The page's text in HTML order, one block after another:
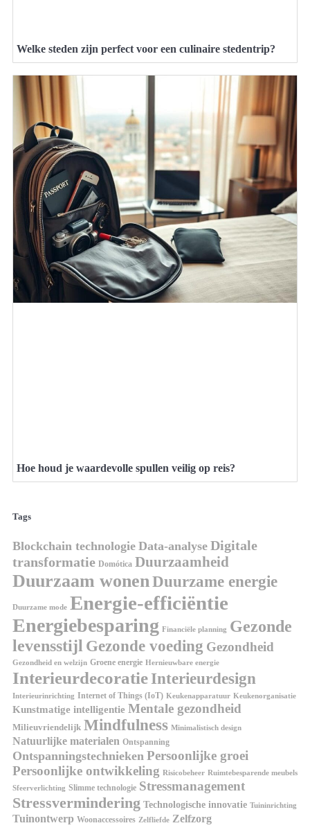
Welke steden zijn perfect voor een culinaire stedentrip?
Hoe houd je waardevolle spullen veilig op reis?
Tags
Blockchain technologie Data-analyse Digitale
transformatie Domótica Duurzaamheid
Duurzaam wonenDuurzame energie
Duurzame mode Energie-efficiëntie
Energiebesparing Financiële planning Gezonde
levensstijl Gezonde voeding Gezondheid
Gezondheid en welzijn Groene energie Hernieuwbare energie
InterieurdecoratieInterieurdesign
Interieurinrichting Internet of Things (IoT) Keukenapparatuur Keukenorganisatie
Kunstmatige intelligentie Mentale gezondheid
Milieuvriendelijk Mindfulness Minimalistisch design
Natuurlijke materialen Ontspanning
Ontspanningstechnieken Persoonlijke groei
Persoonlijke ontwikkeling Risicobeheer Ruimtebesparende meubels
Sfeerverlichting Slimme technologie Stressmanagement
Stressvermindering Technologische innovatie Tuininrichting
Tuinontwerp Woonaccessoires Zelfliefde Zelfzorg